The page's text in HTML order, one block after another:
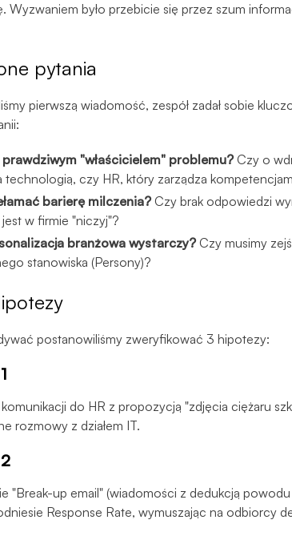
Wyzwaniem było przebicie się przez szum
pytania
pierwszą wiadomość, zespół zadał sobie
"właścicielem" problemu? Czy o
technologią, czy HR, który zarządza
barierę milczenia? Czy brak odpowiedzi
w firmie "niczyj"?
branżowa wystarczy? Czy musimy
stanowiska (Persony)?
postanowiliśmy zweryfikować 3 hipotezy:
do HR z propozycją "zdjęcia ciężaru
rozmowy z działem IT.
"Break-up email" (wiadomości z dedukcją
Response Rate, wymuszając na odbiorcy